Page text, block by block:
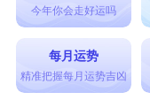
今年你会走好运吗
每月运势
精准把握每月运势吉凶